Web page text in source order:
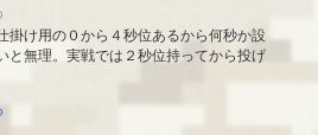
掛け用の０から４秒位あるから何秒か設
と無理。実戦では２秒位持ってから投げ